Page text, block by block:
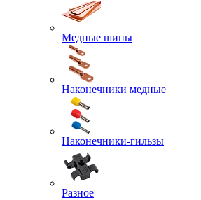
Медные шины
Наконечники медные
Наконечники-гильзы
Разное